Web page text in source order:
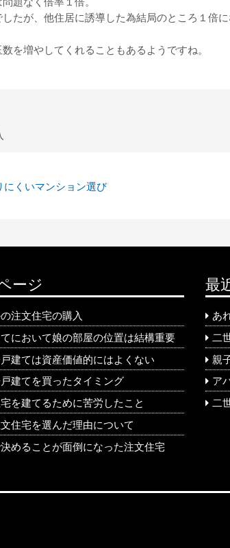
したが、他住居に誘導した為結局のところ１倍に
を増やしてくれることもあるようですね。
にくいマンション選び
ージ
注文住宅の購入
において娘の部屋の位置は結構重要
建ては資産価値的にはよくない
建てを買ったタイミング
を建てるために苦労したこと
住宅を選んだ理由について
めることが面倒になった注文住宅
最
あ
二
親
ア
二